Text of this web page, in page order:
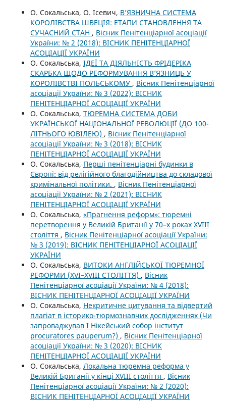
О. Сокальська, О. Ісевич, В’ЯЗНИЧНА СИСТЕМА
КОРОЛІВСТВА ШВЕЦІЯ: ЕТАПИ СТАНОВЛЕННЯ ТА
СУЧАСНИЙ СТАН , Вісник Пенітенціарної асоціації
України: № 2 (2018): ВІСНИК ПЕНІТЕНЦІАРНОЇ
АСОЦІАЦІЇ УКРАЇНИ
О. Сокальська, ІДЕЇ ТА ДІЯЛЬНІСТЬ ФРІДЕРІКА
СКАРБКА ЩОДО РЕФОРМУВАННЯ В’ЯЗНИЦЬ У
КОРОЛІВСТВІ ПОЛЬСЬКОМУ , Вісник Пенітенціарної
асоціації України: № 3 (2022): ВІСНИК
ПЕНІТЕНЦІАРНОЇ АСОЦІАЦІЇ УКРАЇНИ
О. Сокальська, ТЮРЕМНА СИСТЕМА ДОБИ
УКРАЇНСЬКОЇ НАЦІОНАЛЬНОЇ РЕВОЛЮЦІЇ (ДО 100-
ЛІТНЬОГО ЮВІЛЕЮ) , Вісник Пенітенціарної
асоціації України: № 3 (2018): ВІСНИК
ПЕНІТЕНЦІАРНОЇ АСОЦІАЦІЇ УКРАЇНИ
О. Сокальська, Перші пенітенціарні будинки в
Європі: від релігійного благодійництва до складової
кримінальної політики. , Вісник Пенітенціарної
асоціації України: № 2 (2021): ВІСНИК
ПЕНІТЕНЦІАРНОЇ АСОЦІАЦІЇ УКРАЇНИ
О. Сокальська, «Прагнення реформ»: тюремні
перетворення у Великій Британії у 70–х роках XVIII
століття , Вісник Пенітенціарної асоціації України:
№ 3 (2019): ВІСНИК ПЕНІТЕНЦІАРНОЇ АСОЦІАЦІЇ
УКРАЇНИ
О. Сокальська, ВИТОКИ АНГЛІЙСЬКОЇ ТЮРЕМНОЇ
РЕФОРМИ (XVI–XVIII СТОЛІТТЯ) , Вісник
Пенітенціарної асоціації України: № 4 (2018):
ВІСНИК ПЕНІТЕНЦІАРНОЇ АСОЦІАЦІЇ УКРАЇНИ
О. Сокальська, Некритичне цитування та відвертий
плагіат в історико-тюрмознавчих дослідженнях (Чи
запроваджував І Нікейський собор інститут
procuratores pauperum?) , Вісник Пенітенціарної
асоціації України: № 3 (2020): ВІСНИК
ПЕНІТЕНЦІАРНОЇ АСОЦІАЦІЇ УКРАЇНИ
О. Сокальська, Локальна тюремна реформа у
Великій Британії у кінці XVIII століття , Вісник
Пенітенціарної асоціації України: № 2 (2020):
ВІСНИК ПЕНІТЕНЦІАРНОЇ АСОЦІАЦІЇ УКРАЇНИ